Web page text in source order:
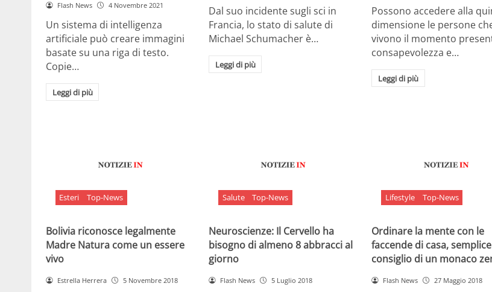
Flash News 4 Novembre 2021
Un sistema di intelligenza
artificiale può creare immagini
basate su una riga di testo.
Copie…
Leggi di più
Dal suo incidente sugli sci in
Francia, lo stato di salute di
Michael Schumacher è…
Leggi di più
Possono accedere alla
dimensione le persone
vivono il momento
consapevolezza e…
Leggi di più
Esteri Top-News
Bolivia riconosce legalmente
Madre Natura come un essere
vivo
Estrella Herrera 5 Novembre 2018
Salute Top-News
Neuroscienze: Il Cervello ha
bisogno di almeno 8 abbracci al
giorno
Flash News 5 Luglio 2018
Lifestyle Top-News
Ordinare la mente con le
faccende di casa, semplice
consiglio di un monaco
Flash News 27 Maggio 2018